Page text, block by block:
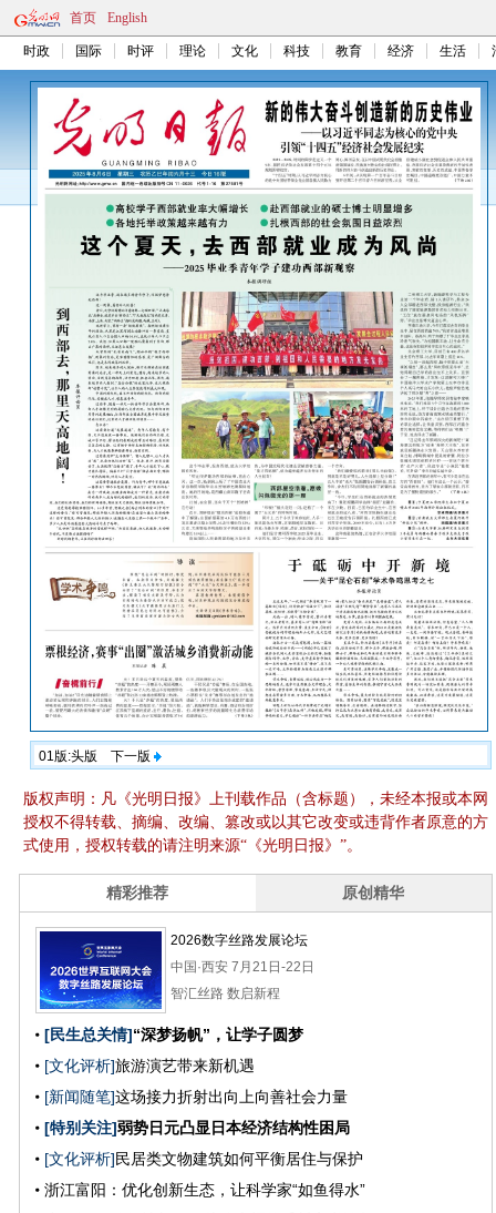
首页 English
时政 国际 时评 理论 文化 科技 教育 经济 生活
01版:头版 下一版
版权声明：凡《光明日报》上刊载作品（含标题），未经本报或本网
授权不得转载、摘编、改编、篡改或以其它改变或违背作者原意的方
式使用，授权转载的请注明来源“《光明日报》”。